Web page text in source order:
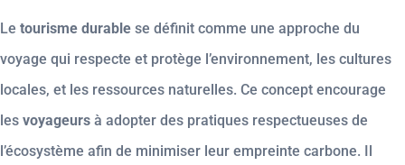
Le tourisme durable se définit comme une approche du
voyage qui respecte et protège l’environnement, les cultures
locales, et les ressources naturelles. Ce concept encourage
les voyageurs à adopter des pratiques respectueuses de
l’écosystème afin de minimiser leur empreinte carbone. Il